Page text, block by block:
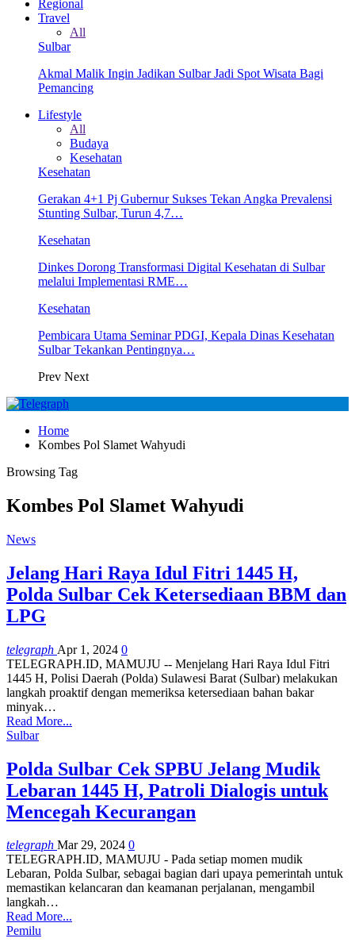
Regional
Travel
All
Sulbar
Akmal Malik Ingin Jadikan Sulbar Jadi Spot Wisata Bagi
Pemancing
Lifestyle
All
Budaya
Kesehatan
Kesehatan
Gerakan 4+1 Pj Gubernur Sukses Tekan Angka Prevalensi
Stunting Sulbar, Turun 4,7…
Kesehatan
Dinkes Dorong Transformasi Digital Kesehatan di Sulbar
melalui Implementasi RME…
Kesehatan
Pembicara Utama Seminar PDGI, Kepala Dinas Kesehatan
Sulbar Tekankan Pentingnya…
Prev Next
Home
Kombes Pol Slamet Wahyudi
Browsing Tag
Kombes Pol Slamet Wahyudi
News
Jelang Hari Raya Idul Fitri 1445 H,
Polda Sulbar Cek Ketersediaan BBM dan
LPG
telegraph Apr 1, 2024 0
TELEGRAPH.ID, MAMUJU -- Menjelang Hari Raya Idul Fitri
1445 H, Polisi Daerah (Polda) Sulawesi Barat (Sulbar) melakukan
langkah proaktif dengan memeriksa ketersediaan bahan bakar
minyak…
Read More...
Sulbar
Polda Sulbar Cek SPBU Jelang Mudik
Lebaran 1445 H, Patroli Dialogis untuk
Mencegah Kecurangan
telegraph Mar 29, 2024 0
TELEGRAPH.ID, MAMUJU - Pada setiap momen mudik
Lebaran, Polda Sulbar, sebagai bagian dari upaya pemerintah untuk
memastikan kelancaran dan keamanan perjalanan, mengambil
langkah…
Read More...
Pemilu